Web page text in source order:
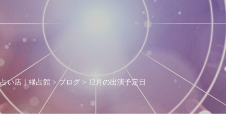
い店｜縁占館 >ブログ > 12月の出演予定日